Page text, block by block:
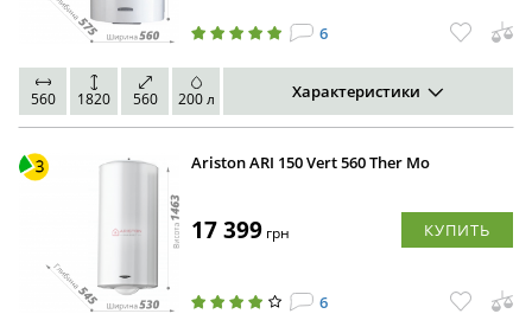
6
560 1820 560 200 л Характеристики
Ariston ARI 150 Vert 560 Ther Mo
17 399 грн КУПИТЬ
6